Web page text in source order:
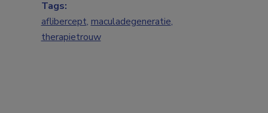
Tags:
aflibercept, maculadegeneratie,
therapietrouw